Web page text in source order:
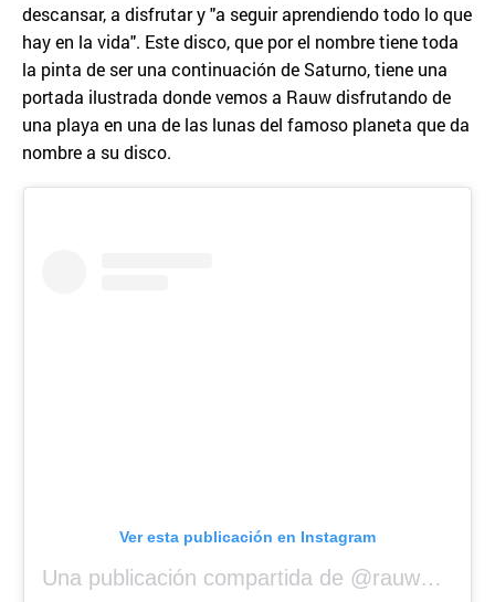
descansar, a disfrutar y "a seguir aprendiendo todo lo que
hay en la vida". Este disco, que por el nombre tiene toda
la pinta de ser una continuación de Saturno, tiene una
portada ilustrada donde vemos a Rauw disfrutando de
una playa en una de las lunas del famoso planeta que da
nombre a su disco.
Ver esta publicación en Instagram
Una publicación compartida de @rauwalejandro